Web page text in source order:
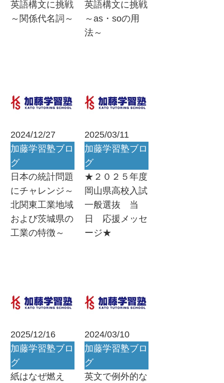
英語構文に挑戦
～関係代名詞～
英語構文に挑戦
～as・soの用
法～
2024/12/27
加藤学習塾ブロ
グ
日本の統計問題
にチャレンジ～
北関東工業地域
および茨城県の
工業の特徴～
2025/03/11
加藤学習塾ブロ
グ
★２０２５年度
岡山県高校入試
一般選抜 当
日 応援メッセ
ージ★
2025/12/16
加藤学習塾ブロ
グ
紙はなぜ燃え
2024/03/10
加藤学習塾ブロ
グ
英文で例外的な